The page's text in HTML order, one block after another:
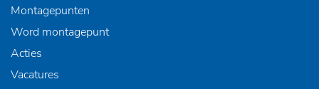
Montagepunten
Word montagepunt
Acties
Vacatures